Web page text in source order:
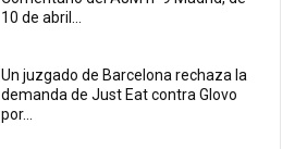
10 de abril...
Un juzgado de Barcelona rechaza la
demanda de Just Eat contra Glovo
por...